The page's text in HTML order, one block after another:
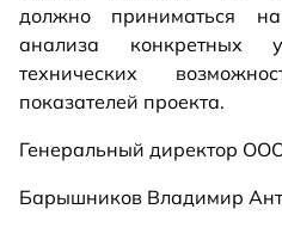
должно приниматься
анализа конкретных
технических
показателей проекта.
Генеральный директор
Барышников Владимир